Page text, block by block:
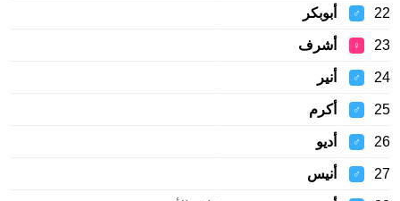
22
♂ أبوبكر
23
♀ أشرف
24
♂ أنير
25
♂ أكرم
26
♂ أديو
27
♂ أنيس